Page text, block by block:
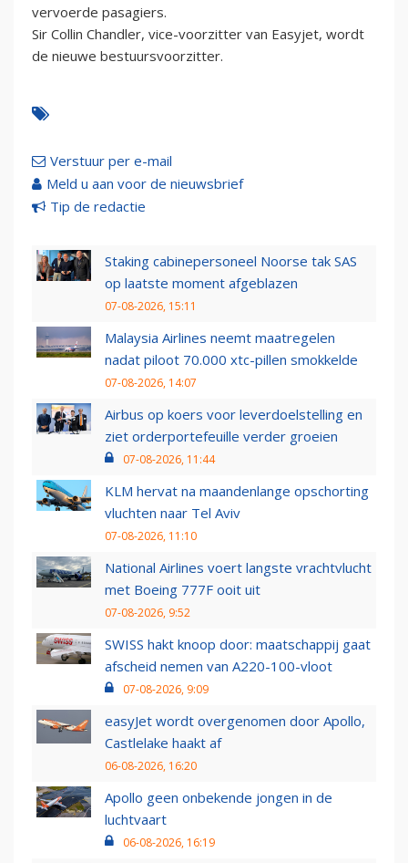
vervoerde pasagiers.
Sir Collin Chandler, vice-voorzitter van Easyjet, wordt
de nieuwe bestuursvoorzitter.
Verstuur per e-mail
Meld u aan voor de nieuwsbrief
Tip de redactie
Staking cabinepersoneel Noorse tak SAS
op laatste moment afgeblazen
07-08-2026, 15:11
Malaysia Airlines neemt maatregelen
nadat piloot 70.000 xtc-pillen smokkelde
07-08-2026, 14:07
Airbus op koers voor leverdoelstelling en
ziet orderportefeuille verder groeien
07-08-2026, 11:44
KLM hervat na maandenlange opschorting
vluchten naar Tel Aviv
07-08-2026, 11:10
National Airlines voert langste vrachtvlucht
met Boeing 777F ooit uit
07-08-2026, 9:52
SWISS hakt knoop door: maatschappij gaat
afscheid nemen van A220-100-vloot
07-08-2026, 9:09
easyJet wordt overgenomen door Apollo,
Castlelake haakt af
06-08-2026, 16:20
Apollo geen onbekende jongen in de
luchtvaart
06-08-2026, 16:19